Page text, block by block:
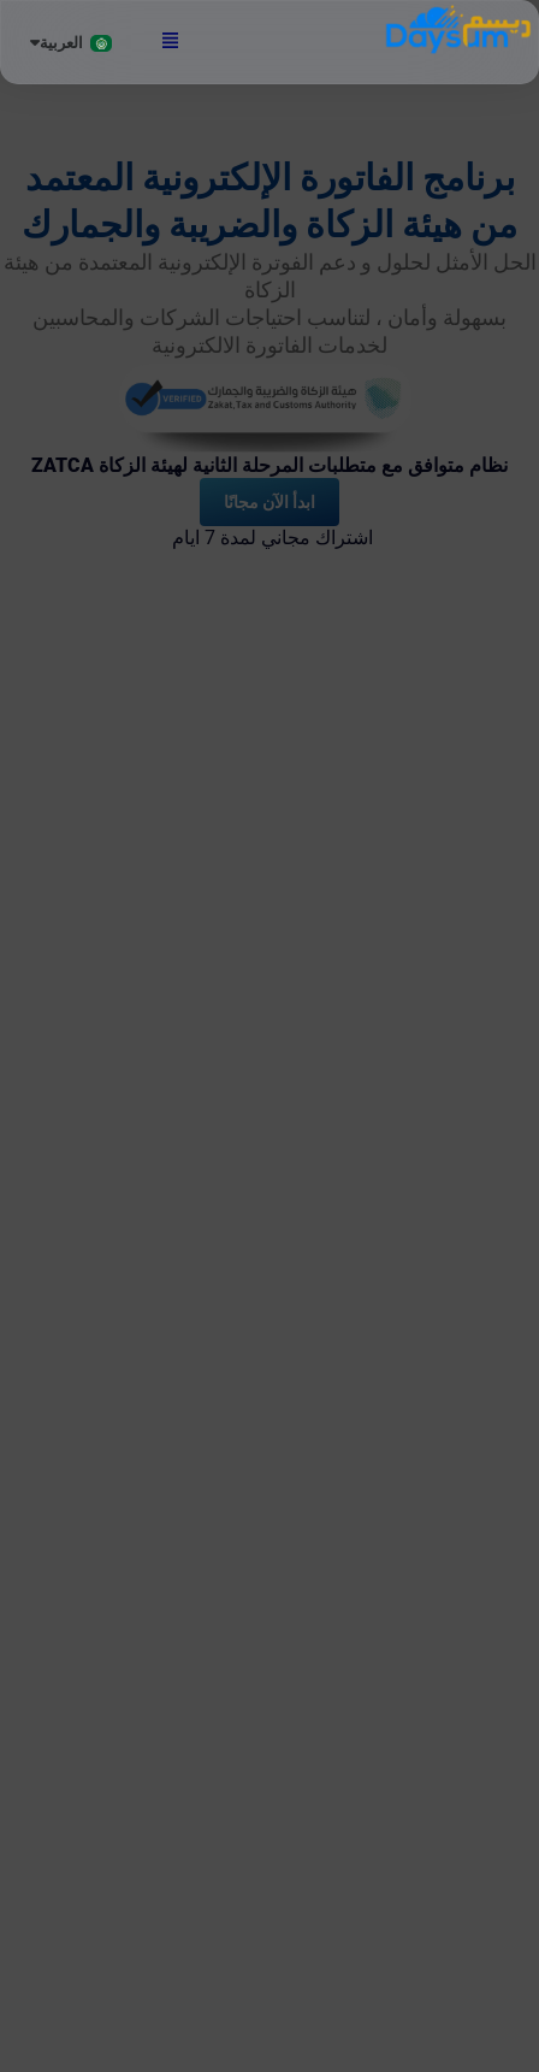
العربيةEnglish
برنامج الفاتورة الإلكترونية المعتمد
من هيئة الزكاة والضريبة والجمارك
الحل الأمثل لحلول و دعم الفوترة الإلكترونية المعتمدة من هيئة
الزكاة
بسهولة وأمان ، لتناسب احتياجات الشركات والمحاسبين
لخدمات الفاتورة الالكترونية
نظام متوافق مع متطلبات المرحلة الثانية لهيئة الزكاة ZATCA
ابدأ الآن مجانًا
اشتراك مجاني لمدة 7 ايام